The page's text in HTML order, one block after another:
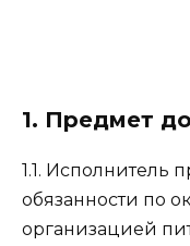
1. Предмет
1.1. Исполнитель
обязанности по
организацией